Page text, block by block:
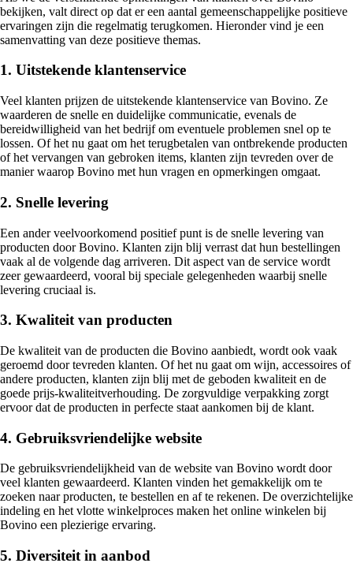
bekijken, valt direct op dat er een aantal gemeenschappelijke positieve
ervaringen zijn die regelmatig terugkomen. Hieronder vind je een
samenvatting van deze positieve themas.
1. Uitstekende klantenservice
Veel klanten prijzen de uitstekende klantenservice van Bovino. Ze
waarderen de snelle en duidelijke communicatie, evenals de
bereidwilligheid van het bedrijf om eventuele problemen snel op te
lossen. Of het nu gaat om het terugbetalen van ontbrekende producten
of het vervangen van gebroken items, klanten zijn tevreden over de
manier waarop Bovino met hun vragen en opmerkingen omgaat.
2. Snelle levering
Een ander veelvoorkomend positief punt is de snelle levering van
producten door Bovino. Klanten zijn blij verrast dat hun bestellingen
vaak al de volgende dag arriveren. Dit aspect van de service wordt
zeer gewaardeerd, vooral bij speciale gelegenheden waarbij snelle
levering cruciaal is.
3. Kwaliteit van producten
De kwaliteit van de producten die Bovino aanbiedt, wordt ook vaak
geroemd door tevreden klanten. Of het nu gaat om wijn, accessoires of
andere producten, klanten zijn blij met de geboden kwaliteit en de
goede prijs-kwaliteitverhouding. De zorgvuldige verpakking zorgt
ervoor dat de producten in perfecte staat aankomen bij de klant.
4. Gebruiksvriendelijke website
De gebruiksvriendelijkheid van de website van Bovino wordt door
veel klanten gewaardeerd. Klanten vinden het gemakkelijk om te
zoeken naar producten, te bestellen en af te rekenen. De overzichtelijke
indeling en het vlotte winkelproces maken het online winkelen bij
Bovino een plezierige ervaring.
5. Diversiteit in aanbod